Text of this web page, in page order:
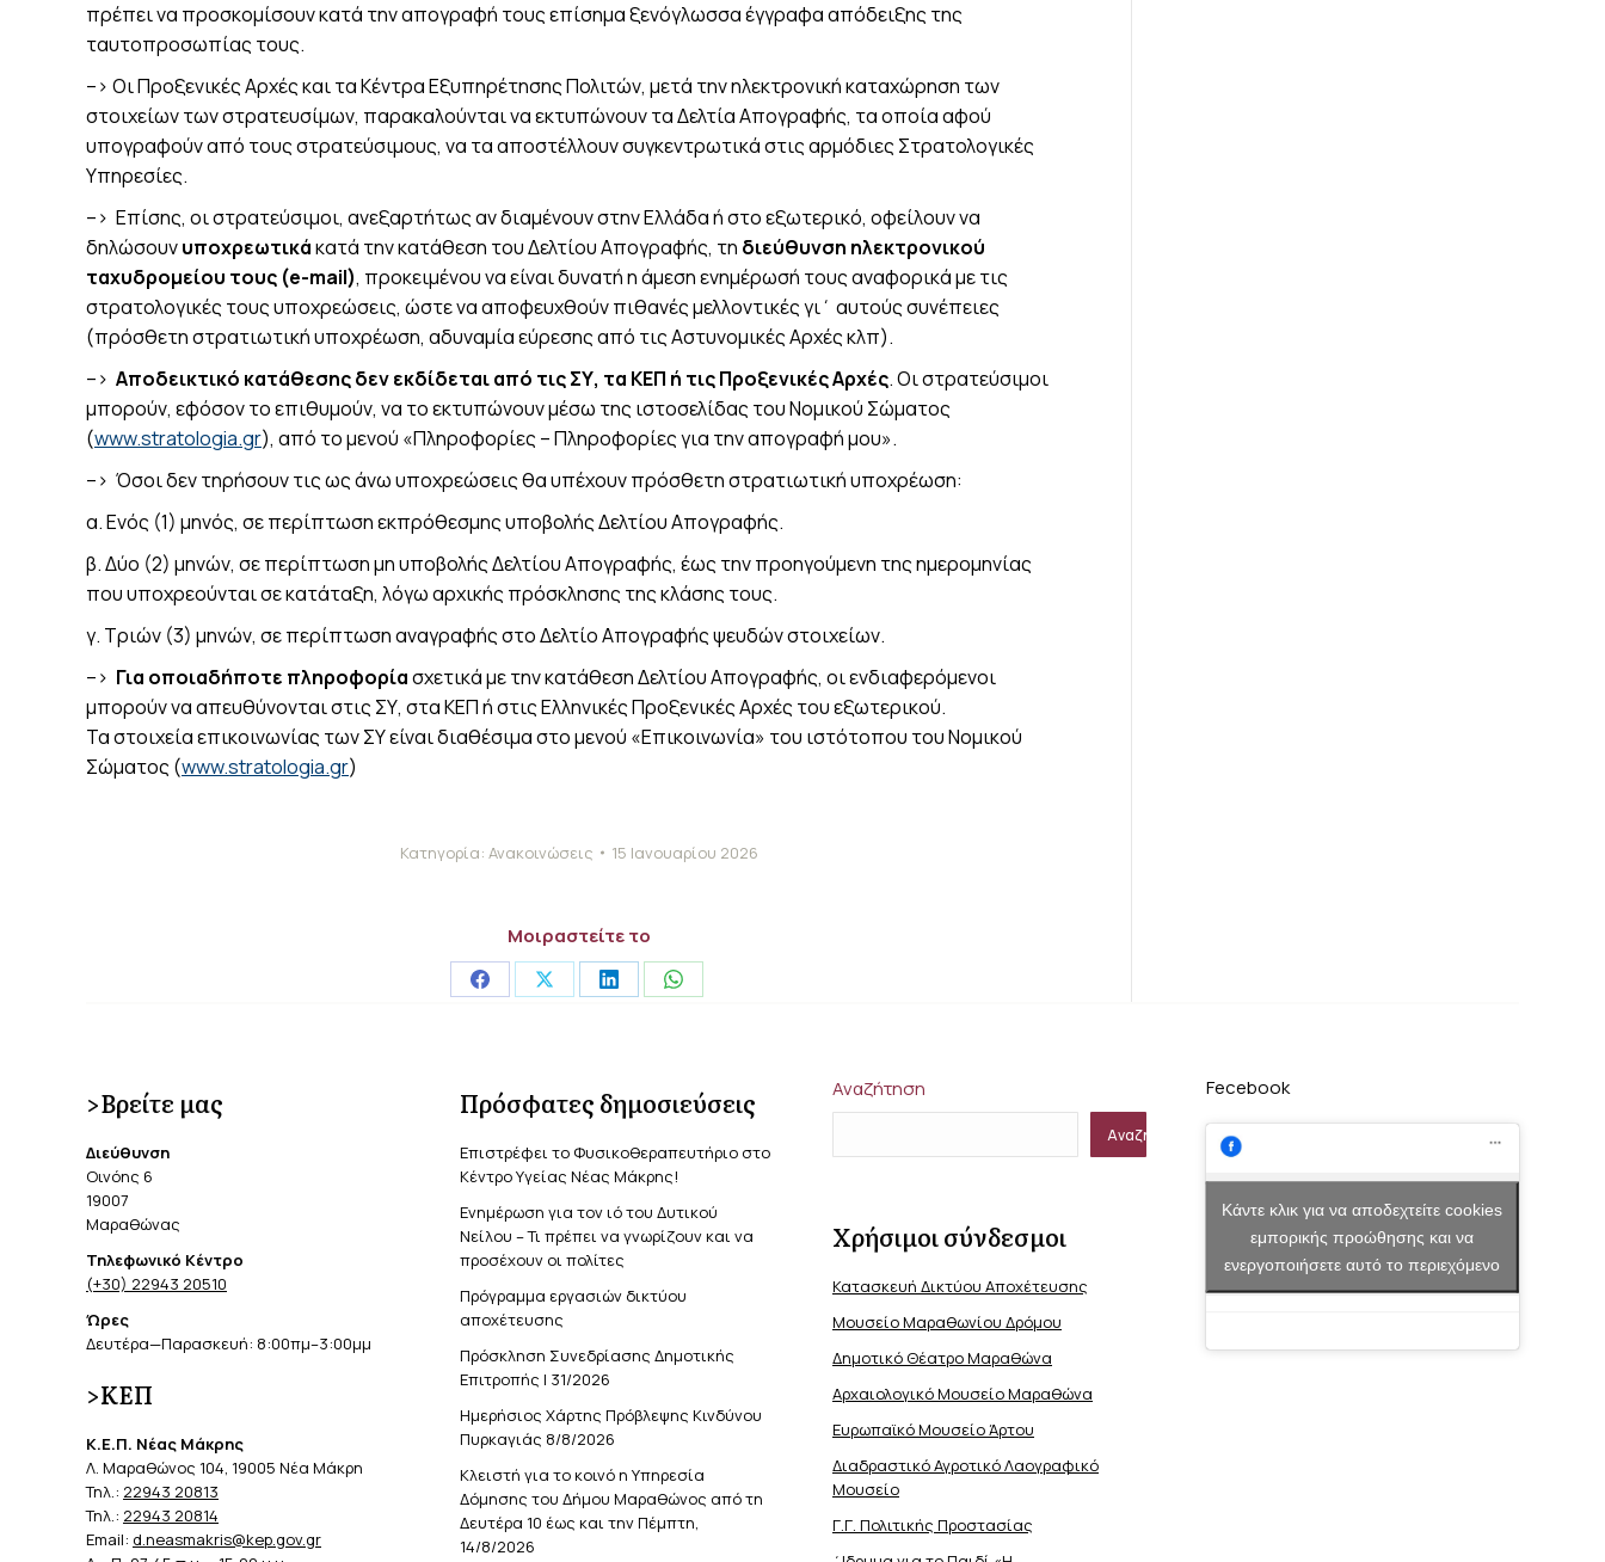
πρέπει να προσκομίσουν κατά την απογραφή τους επίσημα ξενόγλωσσα έγγραφα απόδειξης της
ταυτοπροσωπίας τους.
–> Οι Προξενικές Αρχές και τα Κέντρα Εξυπηρέτησης Πολιτών, μετά την ηλεκτρονική καταχώρηση των
στοιχείων των στρατευσίμων, παρακαλούνται να εκτυπώνουν τα Δελτία Απογραφής, τα οποία αφού
υπογραφούν από τους στρατεύσιμους, να τα αποστέλλουν συγκεντρωτικά στις αρμόδιες Στρατολογικές
Υπηρεσίες.
–> Επίσης, οι στρατεύσιμοι, ανεξαρτήτως αν διαμένουν στην Ελλάδα ή στο εξωτερικό, οφείλουν να
δηλώσουνυποχρεωτικάκατά την κατάθεση του Δελτίου Απογραφής, τη διεύθυνση ηλεκτρονικού
ταχυδρομείου τους (e-mail), προκειμένου να είναι δυνατή η άμεση ενημέρωσή τους αναφορικά με τις
στρατολογικές τους υποχρεώσεις, ώστε να αποφευχθούν πιθανές μελλοντικές γι΄ αυτούς συνέπειες
(πρόσθετη στρατιωτική υποχρέωση, αδυναμία εύρεσης από τις Αστυνομικές Αρχές κλπ).
–> Αποδεικτικό κατάθεσης δεν εκδίδεται από τις ΣΥ, τα ΚΕΠ ή τις Προξενικές Αρχές. Οι στρατεύσιμοι
μπορούν, εφόσον το επιθυμούν, να το εκτυπώνουν μέσω της ιστοσελίδας του Νομικού Σώματος
(www.stratologia.gr), από το μενού «Πληροφορίες – Πληροφορίες για την απογραφή μου».
–> Όσοι δεν τηρήσουν τις ως άνω υποχρεώσεις θα υπέχουν πρόσθετη στρατιωτική υποχρέωση:
α. Ενός (1) μηνός, σε περίπτωση εκπρόθεσμης υποβολής Δελτίου Απογραφής.
β. Δύο (2) μηνών, σε περίπτωση μη υποβολής Δελτίου Απογραφής, έως την προηγούμενη της ημερομηνίας
που υποχρεούνται σε κατάταξη, λόγω αρχικής πρόσκλησης της κλάσης τους.
γ. Τριών (3) μηνών, σε περίπτωση αναγραφής στο Δελτίο Απογραφής ψευδών στοιχείων.
–> Για οποιαδήποτε πληροφορίασχετικά με την κατάθεση Δελτίου Απογραφής, οι ενδιαφερόμενοι
μπορούν να απευθύνονται στις ΣΥ, στα ΚΕΠ ή στις Ελληνικές Προξενικές Αρχές του εξωτερικού.
Τα στοιχεία επικοινωνίας των ΣΥ είναι διαθέσιμα στο μενού «Επικοινωνία» του ιστότοπου του Νομικού
Σώματος (www.stratologia.gr)
Κατηγορία: Ανακοινώσεις 15 Ιανουαρίου 2026
Μοιραστείτε το
Share Share Share Share
>Βρείτε μας
Διεύθυνση
Οινόης 6
19007
Μαραθώνας
Τηλεφωνικό Κέντρο
(+30) 22943 20510
Ώρες
Δευτέρα—Παρασκευή: 8:00πμ–3:00μμ
>ΚΕΠ
Κ.Ε.Π. Νέας Μάκρης
Λ. Μαραθώνος 104, 19005 Νέα Μάκρη
Τηλ.: 22943 20813
Τηλ.: 22943 20814
Email: d.neasmakris@kep.gov.gr
Πρόσφατες δημοσιεύσεις
Επιστρέφει το Φυσικοθεραπευτήριο στο
Κέντρο Υγείας Νέας Μάκρης!
Ενημέρωση για τον ιό του Δυτικού
Νείλου – Τι πρέπει να γνωρίζουν και να
προσέχουν οι πολίτες
Πρόγραμμα εργασιών δικτύου
αποχέτευσης
Πρόσκληση Συνεδρίασης Δημοτικής
Επιτροπής | 31/2026
Ημερήσιος Χάρτης Πρόβλεψης Κινδύνου
Πυρκαγιάς 8/8/2026
Κλειστή για το κοινό η Υπηρεσία
Δόμησης του Δήμου Μαραθώνος από τη
Δευτέρα 10 έως και την Πέμπτη,
14/8/2026
Αναζήτηση
Αναζήτηση
Χρήσιμοι σύνδεσμοι
Κατασκευή Δικτύου Αποχέτευσης
Μουσείο Μαραθωνίου Δρόμου
Δημοτικό Θέατρο Μαραθώνα
Αρχαιολογικό Μουσείο Μαραθώνα
Ευρωπαϊκό Μουσείο Άρτου
Διαδραστικό Αγροτικό Λαογραφικό
Μουσείο
Γ.Γ. Πολιτικής Προστασίας
Fecebook
Κάντε κλικ για να αποδεχτείτε cookies
εμπορικής προώθησης και να
ενεργοποιήσετε αυτό το περιεχόμενο